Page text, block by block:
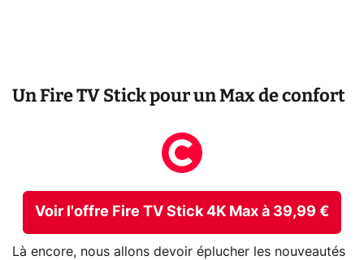
Un Fire TV Stick pour un Max de confort
Voir l'offre Fire TV Stick 4K Max à 39,99 €
Là encore, nous allons devoir éplucher les nouveautés